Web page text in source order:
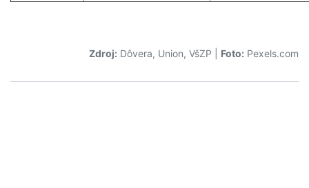
Zdroj: Dôvera, Union, VšZP Foto: Pexels.com